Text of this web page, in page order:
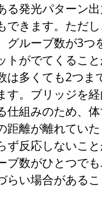
る発光パターン出
できます。ただ
グルーブ数が3つ
トがでてくるこ
は多くても2つま
す。ブリッジを
仕組みのため、
距離が離れていた
ず反応しないこ
ブ数がひとつで
らい場合がある